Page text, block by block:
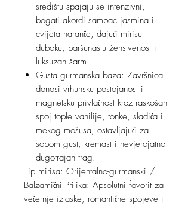
središtu spajaju se intenzivni,
bogati akordi sambac jasmina i
cvijeta naranče, dajući mirisu
duboku, baršunastu ženstvenost i
luksuzan šarm.
Gusta gurmanska baza: Završnica
donosi vrhunsku postojanost i
magnetsku privlačnost kroz raskošan
spoj tople vanilije, tonke, sladića i
mekog mošusa, ostavljajući za
sobom gust, kremast i nevjerojatno
dugotrajan trag.
Tip mirisa: Orijentalno-gurmanski /
Balzamični Prilika: Apsolutni favorit za
večernje izlaske, romantične spojeve i